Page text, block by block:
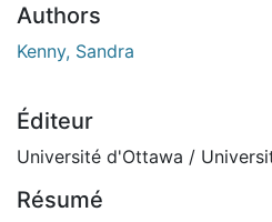
Authors
Kenny, Sandra
Éditeur
Université d'Ottawa /
Résumé